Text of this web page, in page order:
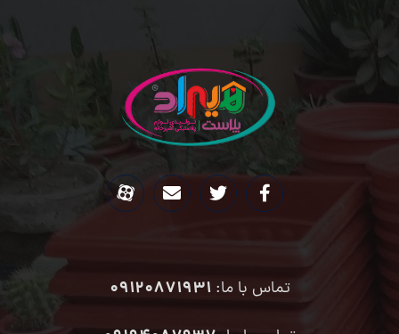
تماس با ما:09120871931